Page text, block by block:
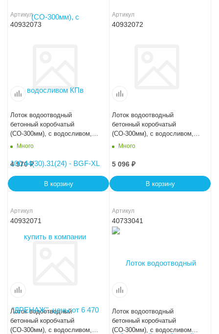
Артикул
40932073
Лоток водоотводный
бетонный коробчатый
(СО-300мм), с водосливом,
KUв 100.44(30).26,5(20) -
Много
4 970₽
В корзину
Артикул
40932072
Лоток водоотводный
бетонный коробчатый
(СО-300мм), с водосливом,
KUв 100.44(30).29(22,5) -
Много
5 096 ₽
В корзину
Артикул
40932071
Лоток водоотводный
бетонный коробчатый
(СО-300мм), с водосливом,
Артикул
40733041
Лоток водоотводный
бетонный коробчатый
(СО-300мм), с водосливом